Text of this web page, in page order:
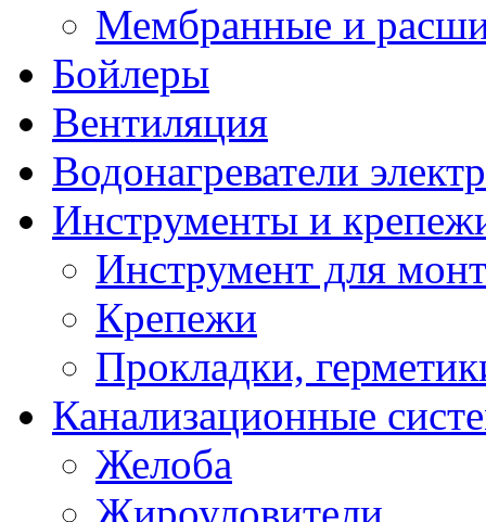
Мембранные и
Бойлеры
Вентиляция
Водонагреватели
Инструменты и
Инструмент для
Крепежи
Прокладки,
Канализационные
Желоба